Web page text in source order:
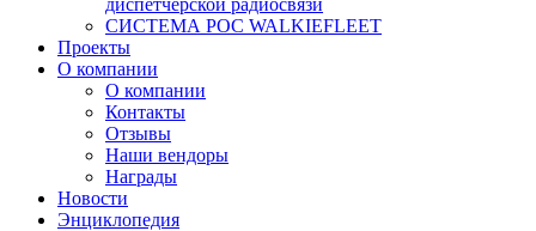
диспетчерской радиосвязи
CИСТЕМА POC WALKIEFLEET
Проекты
О компании
О компании
Контакты
Отзывы
Наши вендоры
Награды
Новости
Энциклопедия